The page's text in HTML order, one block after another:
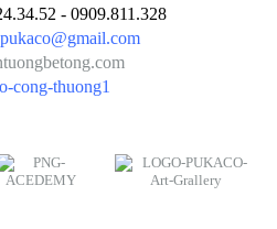
- 0909.811.328